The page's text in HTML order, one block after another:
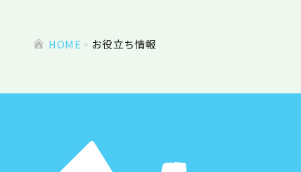
HOME お役立ち情報